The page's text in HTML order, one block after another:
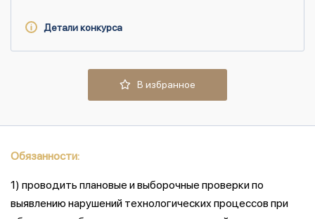
Детали конкурса
В избранное
Обязанности:
1) проводить плановые и выборочные проверки по
выявлению нарушений технологических процессов при